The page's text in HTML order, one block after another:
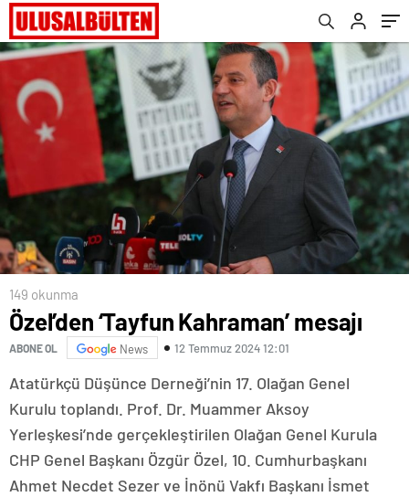
149 okunma
Özel’den ‘Tayfun Kahraman’ mesajı
ABONE OL News 12 Temmuz 2024 12:01
Atatürkçü Düşünce Derneği’nin 17. Olağan Genel
Kurulu toplandı. Prof. Dr. Muammer Aksoy
Yerleşkesi’nde gerçekleştirilen Olağan Genel Kurula
CHP Genel Başkanı Özgür Özel, 10. Cumhurbaşkanı
Ahmet Necdet Sezer ve İnönü Vakfı Başkanı İsmet